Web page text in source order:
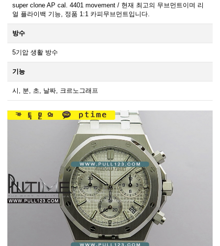
super clone AP cal. 4401 movement / 현재 최고의 무브먼트이며 리
얼 플라이백 기능, 정품 1:1 카피무브먼트입니다.
방수
5기압 생활 방수
기능
시, 분, 초, 날짜, 크르노그래프